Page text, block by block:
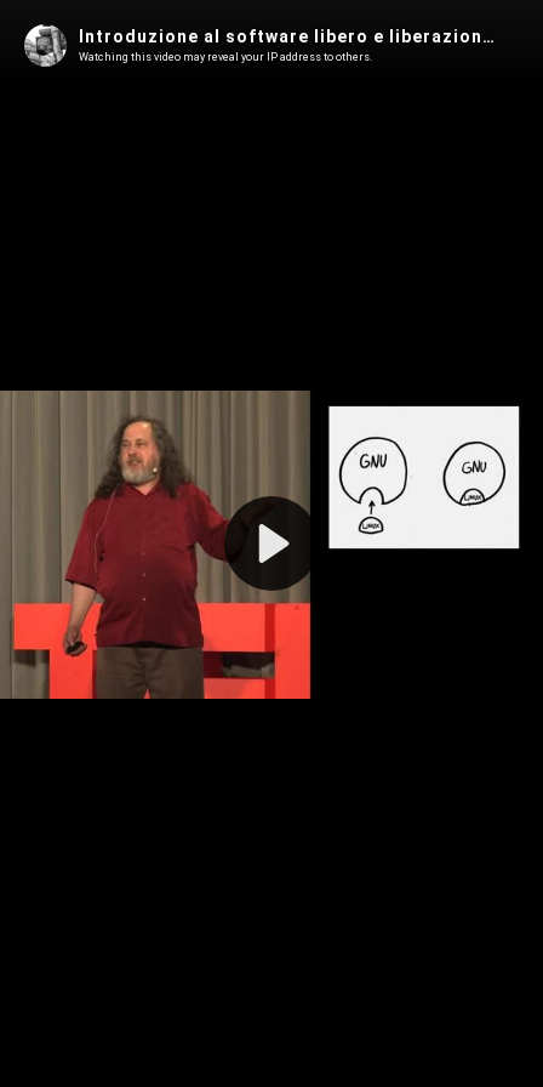
Video
Introduzione al software libero e liberazione del cyberspazio - Richard Stallman - TEDx [SUB ITA]
Watching this video may reveal your IP address to others.